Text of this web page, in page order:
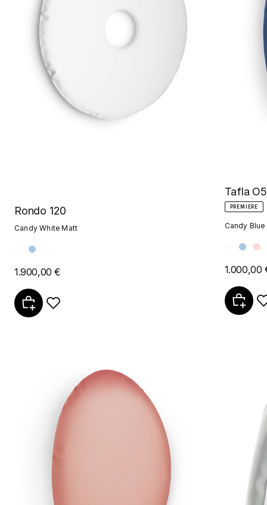
Rondo 120
Candy White Matt
1.900,00 €
Tafla O5
PREMIERE
Candy Blue
1.000,00